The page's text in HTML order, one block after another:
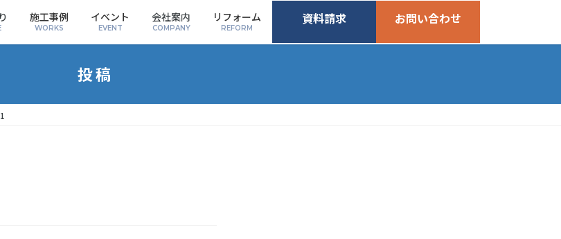
施工事例
WORKS
イベント
EVENT
会社案内
COMPANY
リフォーム
REFORM
資料請求 お問い合わせ
投稿